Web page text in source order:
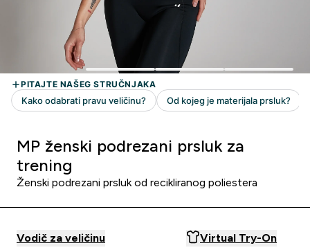
MP ženski podrezani prsluk za
trening
Ženski podrezani prsluk od recikliranog poliestera
Vodič za veličinu Virtual Try-On